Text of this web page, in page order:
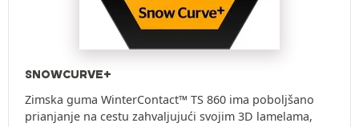
SNOWCURVE+
Zimska guma WinterContact™ TS 860 ima poboljšano
prianjanje na cestu zahvaljujući svojim 3D lamelama,